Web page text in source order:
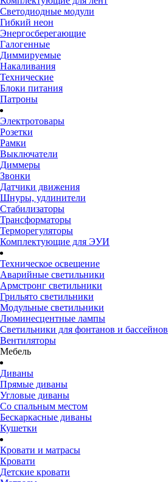
Светодиодные модули
Гибкий неон
Энергосберегающие
Галогенные
Диммируемые
Накаливания
Технические
Блоки питания
Патроны
Электротовары
Розетки
Рамки
Выключатели
Диммеры
Звонки
Датчики движения
Шнуры, удлинители
Стабилизаторы
Трансформаторы
Терморегуляторы
Комплектующие для ЭУИ
Техническое освещение
Аварийные светильники
Армстронг светильники
Грильято светильники
Модульные светильники
Люминесцентные лампы
Светильники для фонтанов и бассейнов
Вентиляторы
Мебель
Диваны
Прямые диваны
Угловые диваны
Со спальным местом
Бескаркасные диваны
Кушетки
Кровати и матрасы
Кровати
Детские кровати